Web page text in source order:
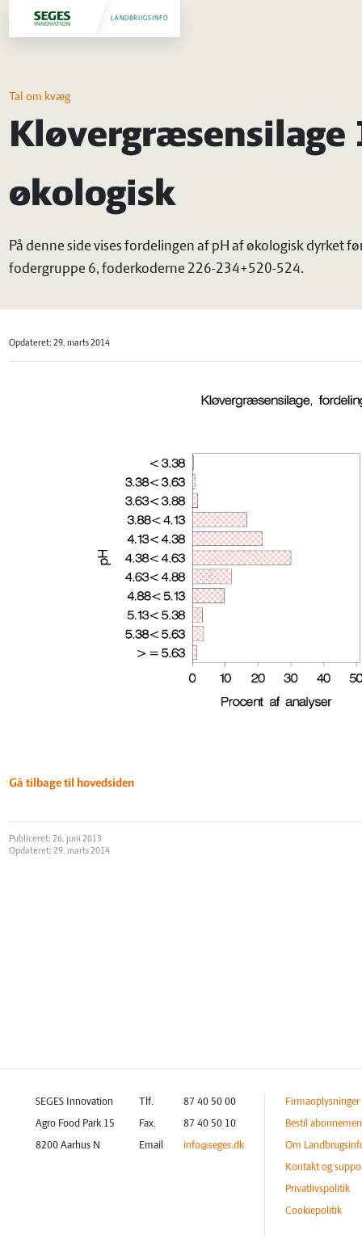
LANDBRUGSINFO
Tal om kvæg
Kløvergræsensilage
økologisk
På denne side vises fordelingen af pH af økologisk dyrket
fodergruppe 6, foderkoderne 226-234+520-524.
Opdateret: 29. marts 2014
Gå tilbage til hovedsiden
Publiceret: 26. juni 2013
Opdateret: 29. marts 2014
SEGES Innovation
Agro Food Park 15
8200 Aarhus N
Tlf.
87 40 50 00
Fax.
87 40 50 10
Email
info@seges.dk
Firmaoplysninger
Bestil
Om
Kontakt og
Privatlivspolitik
Cookiepolitik